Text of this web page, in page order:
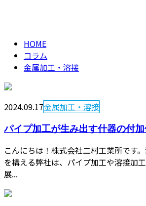
HOME
コラム
金属加工・溶接
2024.09.17金属加工・溶接
パイプ加工が生み出す什器の付
こんにちは！株式会社二村工業所です
を構える弊社は、パイプ加工や溶接加
展...